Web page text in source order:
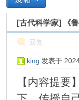
» › ›
[古代科学家] 《
回复
king 发表于
【内容提